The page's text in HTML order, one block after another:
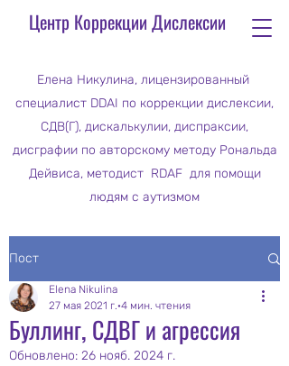
Центр Коррекции Дислексии
Елена Никулина, лицензированный
специалист DDAI по коррекции дислексии,
СДВ(Г), дискалькулии, диспраксии,
дисграфии по авторскому методу Рональда
Дейвиса, методист RDAF для помощи
людям с аутизмом
Пост
Буллинг, СДВГ и агрессия
Elena Nikulina
27 мая 2021 г. 4 мин. чтения
Обновлено: 26 нояб. 2024 г.